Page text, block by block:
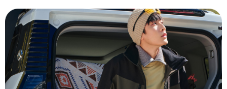
【「AFTEE先享後付」結帳流程】
１．於結帳方式選擇「AFTEE先享後付」後，將跳轉至「AFTEE先享後付」
結帳頁面，進行簡訊認證並確認金額後，即可完成結帳。
２．訂單成立數日內，您將收到繳費通知簡訊。
３．收到繳費通知簡訊後14天內，點擊此簡訊中的連結，可透過四大超商／
ATM／網路銀行／等多元方式進行付款，方視為交易完成。
※ 請注意：結帳手續完成當下不需立刻繳費，但若您需要取消訂單，請聯絡
購買商品的店家。未經商家同意取消之訂單仍視為有效，需透過AFTEE先享
後付繳納相關費用。